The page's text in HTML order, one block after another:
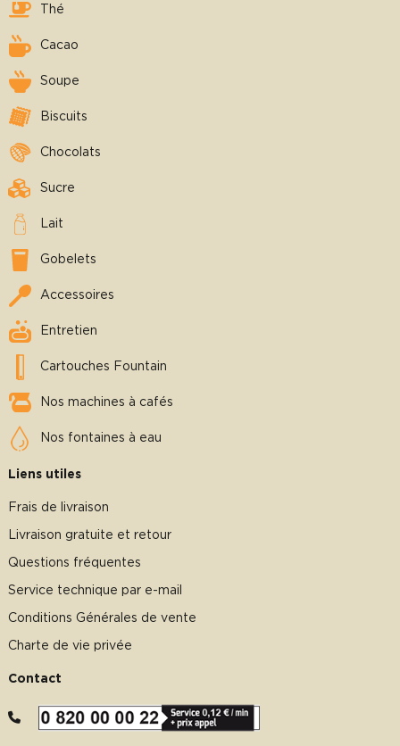
Thé
Cacao
Soupe
Biscuits
Chocolats
Sucre
Lait
Gobelets
Accessoires
Entretien
Cartouches Fountain
Nos machines à cafés
Nos fontaines à eau
Liens utiles
Frais de livraison
Livraison gratuite et retour
Questions fréquentes
Service technique par e-mail
Conditions Générales de vente
Charte de vie privée
Contact